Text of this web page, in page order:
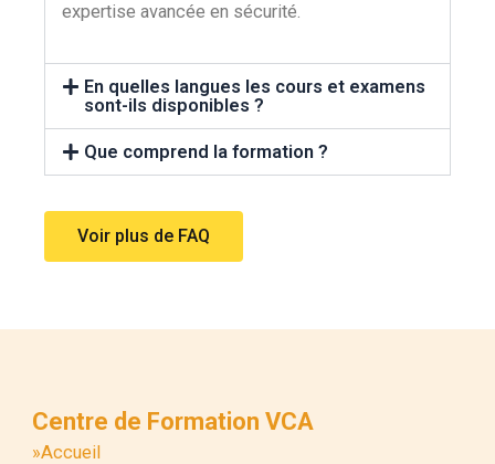
expertise avancée en sécurité.
En quelles langues les cours et examens
sont-ils disponibles ?
Que comprend la formation ?
Voir plus de FAQ
Centre de Formation VCA
»Accueil